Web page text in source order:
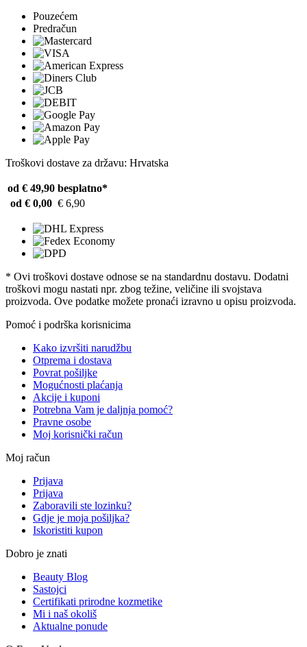
Pouzećem
Predračun
Troškovi dostave za državu: Hrvatska
od € 49,90 besplatno*
od € 0,00 € 6,90
* Ovi troškovi dostave odnose se na standardnu ​​dostavu. Dodatni
troškovi mogu nastati npr. zbog težine, veličine ili svojstava
proizvoda. Ove podatke možete pronaći izravno u opisu proizvoda.
Pomoć i podrška korisnicima
Kako izvršiti narudžbu
Otprema i dostava
Povrat pošiljke
Mogućnosti plaćanja
Akcije i kuponi
Potrebna Vam je daljnja pomoć?
Pravne osobe
Moj korisnički račun
Moj račun
Prijava
Prijava
Zaboravili ste lozinku?
Gdje je moja pošiljka?
Iskoristiti kupon
Dobro je znati
Beauty Blog
Sastojci
Certifikati prirodne kozmetike
Mi i naš okoliš
Aktualne ponude